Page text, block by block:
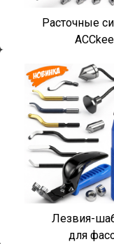
Расточные
ACCkee
Лезвия-
для